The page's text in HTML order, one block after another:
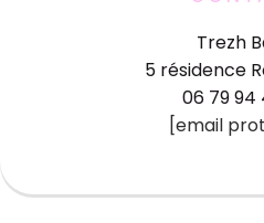
Trezh
5 résidence
06 79 94
[email